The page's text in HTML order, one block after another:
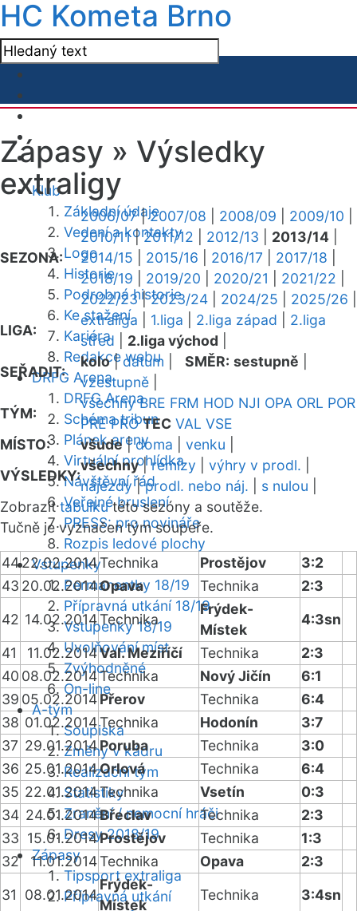
HC Kometa Brno
Klub
Základní údaje
Vedení a kontakty
Logo
Historie
Podrobná historie
Ke stažení
Kariéra
Redakce webu
DRFG Arena
DRFG Arena
Schéma tribun
Plánek areny
Virtuální prohlídka
Návštěvní řád
Veřejné bruslení
PRESS: pro novináře
Rozpis ledové plochy
Vstupenky
Permanentky 18/19
Přípravná utkání 18/19
Vstupenky 18/19
Uvolňování míst
Zvýhodněné
On-line
A-tým
Soupiska
Změny v kádru
Realizační tým
Statistiky
Zranění / nemocní hráči
Dresy 2018/19
Zápasy
Tipsport extraliga
Přípravná utkání
Zápasy » Výsledky
extraligy
SEZONA:
2006/07|2007/08 2008/09 2009/10
2010/11|2011/12 2012/13 2013/14
2014/15
2015/16 2016/17 2017/18
2018/19
2019/20 2020/21 2021/22
2022/23|2023/24 2024/25 2025/26
LIGA:
extraliga 1.liga 2.liga západ
2.liga
střed
2.liga východ
SEŘADIT:
kolo|datum SMĚR: sestupně
vzestupně
TÝM:
všechny BRE FRM HOD NJI OPA ORL POR
PRE PRO TEC VAL VSE
MÍSTO:
všude|doma venku
VÝSLEDKY:
všechny|remízy výhry v prodl.
nájezdy|prodl. nebo náj. s nulou
Zobrazittabulkutéto sezóny a soutěže.
Tučně je vyznačen tým soupeře.
4422.02.2014Technika Prostějov
3:2
43 20.02.2014Opava Technika
2:3
42 14.02.2014Technika
Frýdek-
Místek
4:3sn
41
11.02.2014Val. Meziříčí Technika
2:3
40 08.02.2014Technika Nový Jičín
6:1
39 05.02.2014Přerov Technika
6:4
38 01.02.2014Technika Hodonín
3:7
37 29.01.2014Poruba Technika
3:0
36 25.01.2014Orlová Technika
6:4
35 22.01.2014Technika Vsetín
0:3
34 24.01.2014Břeclav Technika
2:3
33 15.01.2014Prostějov Technika
1:3
32
11.01.2014Technika Opava
2:3
31
08.01.2014
Frýdek-
Místek
Technika
3:4sn